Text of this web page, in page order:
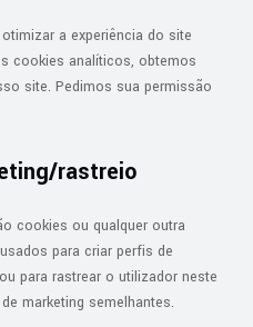
a experiência do site
cookies analíticos, obtemos
site. Pedimos sua permissão
rastreio
cookies ou qualquer outra
para criar perfis de
para rastrear o utilizador neste
marketing semelhantes.